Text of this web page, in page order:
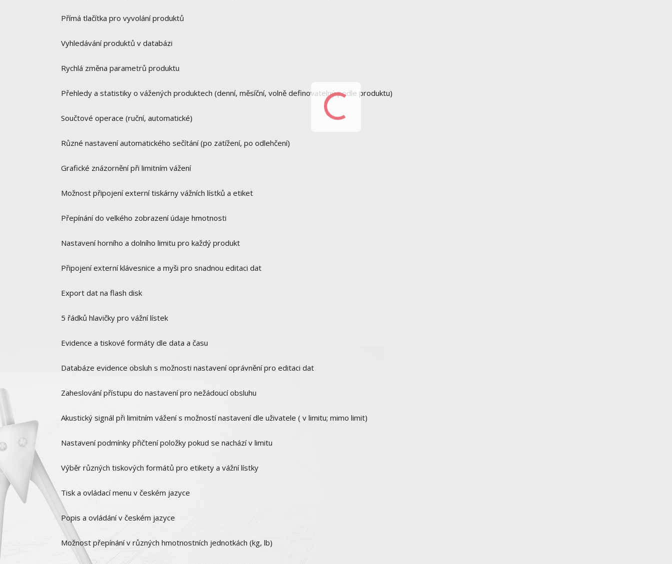
Přímá tlačítka pro vyvolání produktů
Vyhledávání produktů v databázi
Rychlá změna parametrů produktu
Přehledy a statistiky o vážených produktech (denní, měsíční, volně definovatelný podle produktu)
Součtové operace (ruční, automatické)
Různé nastavení automatického sečítání (po zatížení, po odlehčení)
Grafické znázornění při limitním vážení
Možnost připojení externí tiskárny vážních lístků a etiket
Přepínání do velkého zobrazení údaje hmotnosti
Nastavení horního a dolního limitu pro každý produkt
Připojení externí klávesnice a myši pro snadnou editaci dat
Export dat na flash disk
5 řádků hlavičky pro vážní lístek
Evidence a tiskové formáty dle data a času
Databáze evidence obsluh s možnosti nastavení oprávnění pro editaci dat
Zaheslování přístupu do nastavení pro nežádoucí obsluhu
Akustický signál při limitním vážení s možností nastavení dle uživatele ( v limitu; mimo limit)
Nastavení podmínky přičtení položky pokud se nachází v limitu
Výběr různých tiskových formátů pro etikety a vážní lístky
Tisk a ovládací menu v českém jazyce
Popis a ovládání v českém jazyce
Možnost přepínání v různých hmotnostních jednotkách (kg, lb)